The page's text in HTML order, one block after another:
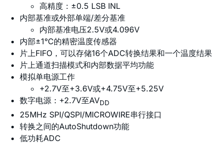
高精度：±0.5 LSB INL
内部基准或外部单端/差分基准
内部基准电压2.5V或4.096V
内部±1°C的精密温度传感器
片上FIFO，可以存储16个ADC转换结果和一个温度结果
片上通道扫描模式和内部数据平均功能
模拟单电源工作
+2.7V至+3.6V或+4.75V至+5.25V
数字电源：+2.7V至AVDD
25MHz SPI/QSPI/MICROWIRE串行接口
转换之间的AutoShutdown功能
低功耗ADC